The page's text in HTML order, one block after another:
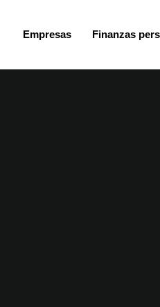
Empresas Finanzas